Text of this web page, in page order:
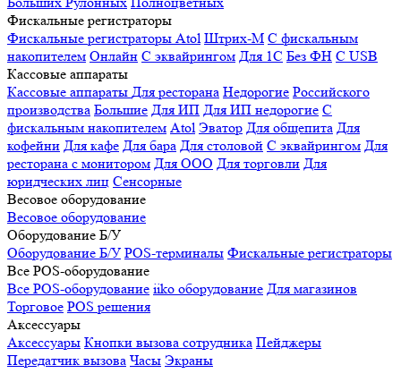
Фискальные регистраторы
Фискальные регистраторы Atol Штрих-М С фискальным
накопителем Онлайн С эквайрингом Для 1С Без ФН С USB
Кассовые аппараты
Кассовые аппараты Для ресторана Недорогие Российского
производства Большие Для ИП Для ИП недорогие С
фискальным накопителем Atol Эватор Для общепита Для
кофейни Для кафе Для бара Для столовой С эквайрингом Для
ресторана с монитором Для ООО Для торговли Для
юридческих лиц Сенсорные
Весовое оборудование
Весовое оборудование
Оборудование Б/У
Оборудование Б/У POS-терминалы Фискальные регистраторы
Все POS-оборудование
Все POS-оборудование iiko оборудование Для магазинов
Торговое POS решения
Аксессуары
Аксессуары Кнопки вызова сотрудника Пейджеры
Передатчик вызова Часы Экраны